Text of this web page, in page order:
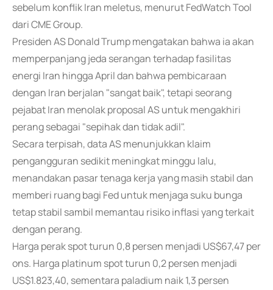
sebelum konflik Iran meletus, menurut FedWatch Tool
dari CME Group.
Presiden AS Donald Trump mengatakan bahwa ia akan
memperpanjang jeda serangan terhadap fasilitas
energi Iran hingga April dan bahwa pembicaraan
dengan Iran berjalan "sangat baik", tetapi seorang
pejabat Iran menolak proposal AS untuk mengakhiri
perang sebagai "sepihak dan tidak adil".
Secara terpisah, data AS menunjukkan klaim
pengangguran sedikit meningkat minggu lalu,
menandakan pasar tenaga kerja yang masih stabil dan
memberi ruang bagi Fed untuk menjaga suku bunga
tetap stabil sambil memantau risiko inflasi yang terkait
dengan perang.
Harga perak spot turun 0,8 persen menjadi US$67,47 per
ons. Harga platinum spot turun 0,2 persen menjadi
US$1.823,40, sementara paladium naik 1,3 persen